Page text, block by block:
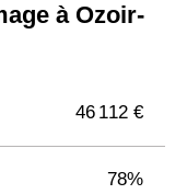
à Ozoir-
46 112 €
78%